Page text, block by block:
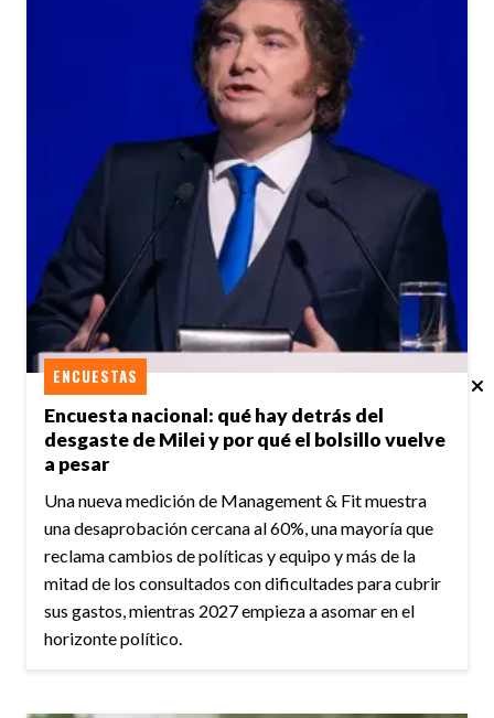
Encuesta nacional: qué hay detrás del
desgaste de Milei y por qué el bolsillo vuelve
a pesar
ENCUESTAS
Una nueva medición de Management & Fit muestra
una desaprobación cercana al 60%, una mayoría que
reclama cambios de políticas y equipo y más de la
mitad de los consultados con dificultades para cubrir
sus gastos, mientras 2027 empieza a asomar en el
horizonte político.